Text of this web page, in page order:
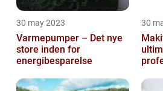
30 may 2023
Varmepumper – Det nye
store inden for
energibesparelse
30